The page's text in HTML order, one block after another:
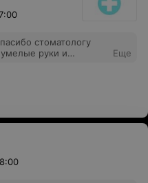
стоматологу
руки и
показалось,
доброму
при возникновении
помощи.
Еще